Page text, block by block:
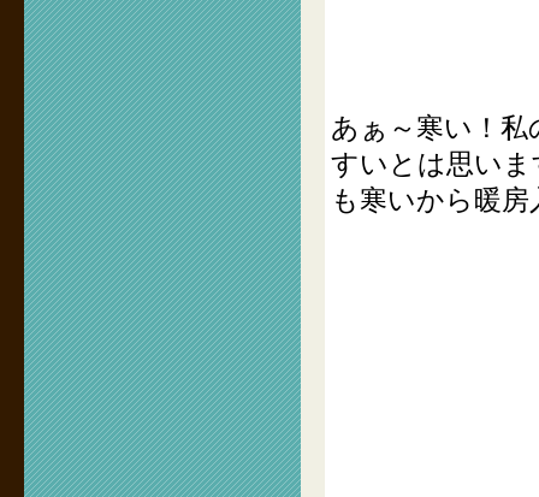
あぁ～寒い！
すいとは思い
も寒いから暖